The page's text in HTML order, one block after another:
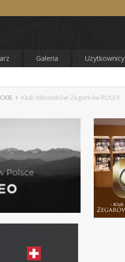
Galeria Użytkownicy
Klub Miłośników Zegarków ROLEX